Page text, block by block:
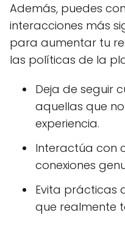
Además, puedes
interacciones más
para aumentar tu
las políticas de la
Deja de seguir
aquellas que
experiencia.
Interactúa con
conexiones
Evita prácticas
que realmente